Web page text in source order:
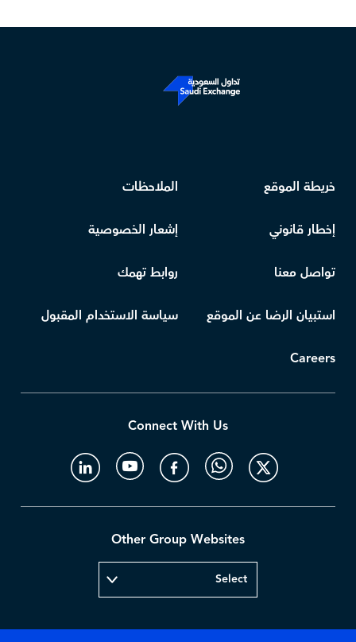
خريطة الموقع الملاحظات
إخطار قانوني إشعار الخصوصية
تواصل معنا روابط تهمك
استبيان الرضا عن الموقع سياسة الاستخدام المقبول
Careers
Connect With Us
Other Group Websites